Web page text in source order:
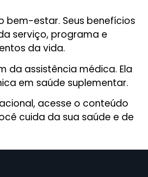
bem-estar. Seus benefícios
serviço, programa e
da vida.
da assistência médica. Ela
em saúde suplementar.
acesse o conteúdo
cuida da sua saúde e de